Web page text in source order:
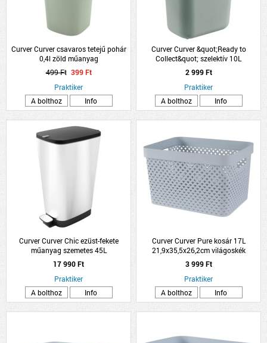
Curver Curver csavaros tetejű pohár
0,4l zöld műanyag
499 Ft 399 Ft
Praktiker
A bolthoz
Info
Curver Curver &quot;Ready to
Collect&quot; szelektív 10L
32,9x25x18,6cm világos zöld
műanyag
2 999 Ft
Praktiker
A bolthoz
Info
Curver Curver Chic ezüst-fekete
műanyag szemetes 45L
17 990 Ft
Praktiker
A bolthoz
Info
Curver Curver Pure kosár 17L
21,9x35,5x26,2cm világoskék
műanyag
3 999 Ft
Praktiker
A bolthoz
Info